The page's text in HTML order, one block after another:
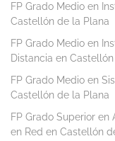
FP Grado Medio en
Castellón de la Plana
FP Grado Medio en
Distancia en
FP Grado Medio en
Castellón de la Plana
FP Grado Superior
en Red en Castellón